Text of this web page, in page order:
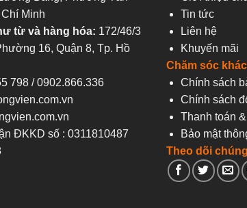
Minh
từ và hàng hóa: 172/46/3
16, Quận 8, Tp. Hồ
798 / 0902.866.336
ĐKKD số : 0311810487
Tin tức
Liên hệ
Khuyến mãi
Chăm sóc
Chính sách
Chính sách
Thanh toán
Bảo mật
Theo dõi